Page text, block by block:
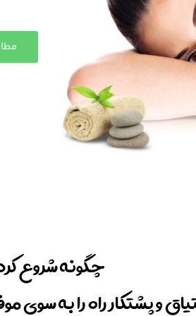
چگونه شروع
و پشتکار راه را به